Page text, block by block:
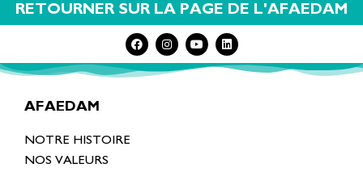
RETOURNER SUR LA PAGE DE L'AFAEDAM
AFAEDAM
NOTRE HISTOIRE
NOS VALEURS